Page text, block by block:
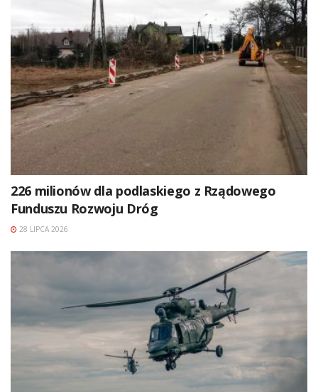
226 milionów dla podlaskiego z Rządowego
Funduszu Rozwoju Dróg
28 LIPCA 2026